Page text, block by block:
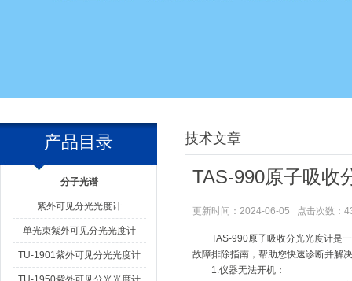
产品目录
分子光谱
紫外可见分光光度计
单光束紫外可见分光光度计
TU-1901紫外可见分光光度计
技术文章
TAS-990原子吸收
更新时间：2024-06-05 点击次数：
TAS-990原子吸收分光光度计是一
故障排除指南，帮助您快速诊断并解
1.仪器无法开机：